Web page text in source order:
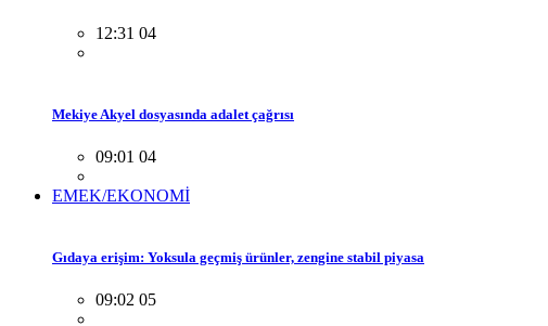
12:31 04
Mekiye Akyel dosyasında adalet çağrısı
09:01 04
EMEK/EKONOMİ
Gıdaya erişim: Yoksula geçmiş ürünler, zengine stabil piyasa
09:02 05